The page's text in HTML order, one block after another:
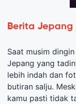
Berita
Saat musim
Jepang yang
lebih indah dan
butiran salju.
kamu pasti tidak